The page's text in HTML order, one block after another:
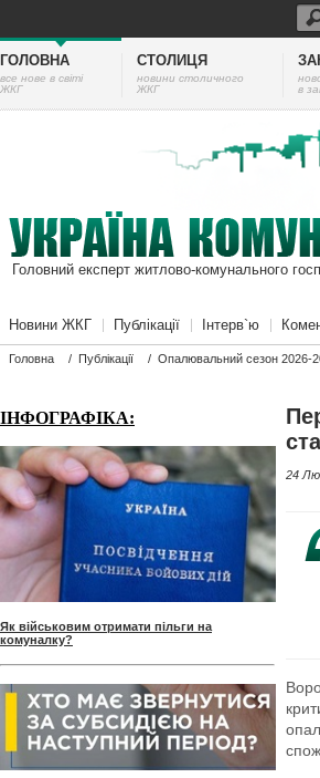
ГОЛОВНА
все нове в світі
ЖКГ
СТОЛИЦЯ
новини столичного
ЖКГ
в
Головний експерт житлово-комунального
Новини ЖКГ Публікації Інтерв`ю
Головна / Публікації / Опалювальний сезон 2026-
ІНФОГРАФІКА:
Як військовим отримати пільги на
комуналку?
24